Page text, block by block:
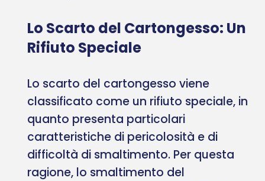
Lo Scarto del Cartongesso: Un
Rifiuto Speciale
Lo scarto del cartongesso viene
classificato come un rifiuto speciale, in
quanto presenta particolari
caratteristiche di pericolosità e di
difficoltà di smaltimento. Per questa
ragione, lo smaltimento del